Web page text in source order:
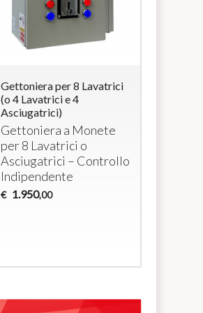
Gettoniera per 8 Lavatrici
(o 4 Lavatrici e 4
Asciugatrici)
Gettoniera a Monete
per 8 Lavatrici o
Asciugatrici – Controllo
Indipendente
€ 1.950,00